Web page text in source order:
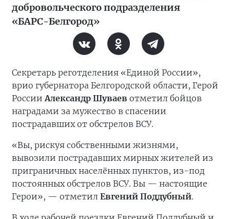
добровольческого подразделения
«БАРС-Белгород»
Секретарь реготделения «Единой России»,
врио губернатора Белгородской области, Герой
России Александр Шуваев отметил бойцов
наградами за мужество в спасении
пострадавших от обстрелов ВСУ.
«Вы, рискуя собственными жизнями,
вывозили пострадавших мирных жителей из
приграничных населённых пунктов, из-под
постоянных обстрелов ВСУ. Вы — настоящие
Герои», — отметил Евгений Поддубный.